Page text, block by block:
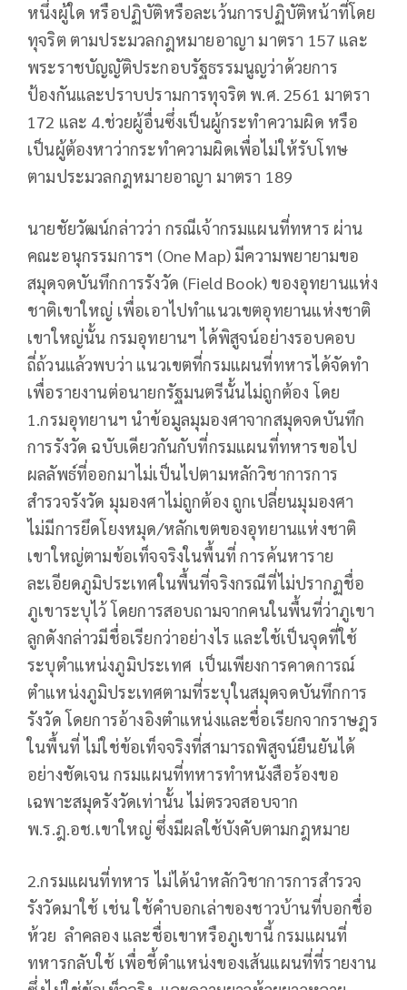
หนึ่งผู้ใด หรือปฏิบัติหรือละเว้นการปฏิบัติหน้าที่โดย
ทุจริต ตามประมวลกฎหมายอาญา มาตรา 157 และ
พระราชบัญญัติประกอบรัฐธรรมนูญว่าด้วยการ
ป้องกันและปราบปรามการทุจริต พ.ศ. 2561 มาตรา
172 และ 4.ช่วยผู้อื่นซึ่งเป็นผู้กระทำความผิด หรือ
เป็นผู้ต้องหาว่ากระทำความผิดเพื่อไม่ให้รับโทษ
ตามประมวลกฎหมายอาญา มาตรา 189
นายชัยวัฒน์กล่าวว่า กรณีเจ้ากรมแผนที่ทหาร ผ่าน
คณะอนุกรรมการฯ (One Map) มีความพยายามขอ
สมุดจดบันทึกการรังวัด (Field Book) ของอุทยานแห่ง
ชาติเขาใหญ่ เพื่อเอาไปทำแนวเขตอุทยานแห่งชาติ
เขาใหญ่นั้น กรมอุทยานฯ ได้พิสูจน์อย่างรอบคอบ
ถี่ถ้วนแล้วพบว่า แนวเขตที่กรมแผนที่ทหารได้จัดทำ
เพื่อรายงานต่อนายกรัฐมนตรีนั้นไม่ถูกต้อง โดย
1.กรมอุทยานฯ นำข้อมูลมุมองศาจากสมุดจดบันทึก
การรังวัด ฉบับเดียวกันกับที่กรมแผนที่ทหารขอไป
ผลลัพธ์ที่ออกมาไม่เป็นไปตามหลักวิชาการการ
สำรวจรังวัด มุมองศาไม่ถูกต้อง ถูกเปลี่ยนมุมองศา
ไม่มีการยึดโยงหมุด/หลักเขตของอุทยานแห่งชาติ
เขาใหญ่ตามข้อเท็จจริงในพื้นที่ การค้นหาราย
ละเอียดภูมิประเทศในพื้นที่จริงกรณีที่ไม่ปรากฏชื่อ
ภูเขาระบุไว้ โดยการสอบถามจากคนในพื้นที่ว่าภูเขา
ลูกดังกล่าวมีชื่อเรียกว่าอย่างไร และใช้เป็นจุดที่ใช้
ระบุตำแหน่งภูมิประเทศ เป็นเพียงการคาดการณ์
ตำแหน่งภูมิประเทศตามที่ระบุในสมุดจดบันทึกการ
รังวัด โดยการอ้างอิงตำแหน่งและชื่อเรียกจากราษฎร
ในพื้นที่ ไม่ใช่ข้อเท็จจริงที่สามารถพิสูจน์ยืนยันได้
อย่างชัดเจน กรมแผนที่ทหารทำหนังสือร้องขอ
เฉพาะสมุดรังวัดเท่านั้น ไม่ตรวจสอบจาก
พ.ร.ฎ.อช.เขาใหญ่ ซึ่งมีผลใช้บังคับตามกฎหมาย
2.กรมแผนที่ทหาร ไม่ได้นำหลักวิชาการการสำรวจ
รังวัดมาใช้ เช่น ใช้คำบอกเล่าของชาวบ้านที่บอกชื่อ
ห้วย ลำคลอง และชื่อเขาหรือภูเขานี้ กรมแผนที่
ทหารกลับใช้ เพื่อชี้ตำแหน่งของเส้นแผนที่ที่รายงาน